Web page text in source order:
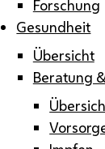
Forschung
Gesundheit
Übersicht
Beratung